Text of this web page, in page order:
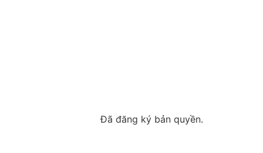
Đã đăng ký bản quyền.